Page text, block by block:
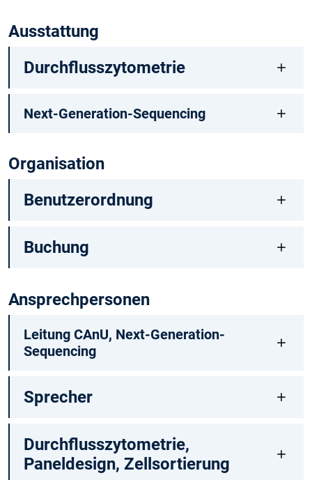
Ausstattung
Durchflusszytometrie
Next-Generation-Sequencing
Organisation
Benutzerordnung
Buchung
Ansprechpersonen
Leitung CAnU, Next-Generation-
Sequencing
Sprecher
Durchflusszytometrie,
Paneldesign, Zellsortierung